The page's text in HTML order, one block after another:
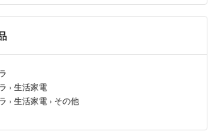
› 生活家電
› 生活家電 › その他